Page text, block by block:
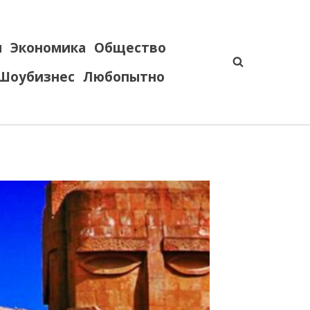
Экономика Общество
Любопытно